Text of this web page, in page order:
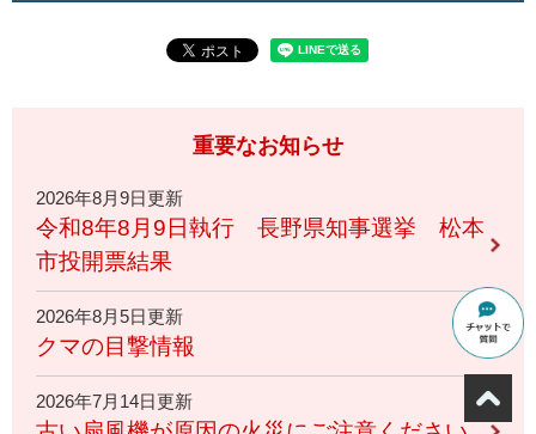
重要なお知らせ
2026年8月9日更新
令和8年8月9日執行 長野県知事選挙 松本
市投開票結果
2026年8月5日更新
クマの目撃情報
2026年7月14日更新